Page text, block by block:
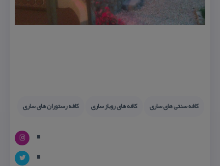
كافه سنتی های ساری كافه های روباز ساری كافه رستوران های ساری